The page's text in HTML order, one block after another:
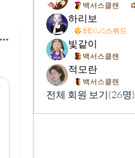
백서스클랜
하리보
BEXUS스쿼드
빛같이
백서스클랜
적모란
백서스클랜
전체 회원 보기(26명)